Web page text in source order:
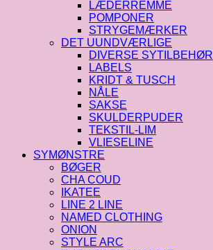
LÆDERREMME
POMPONER
STRYGEMÆRKER
DET UUNDVÆRLIGE
DIVERSE SYTILBEHØR
LABELS
KRIDT & TUSCH
NÅLE
SAKSE
SKULDERPUDER
TEKSTIL-LIM
VLIESELINE
SYMØNSTRE
BØGER
CHA COUD
IKATEE
LINE 2 LINE
NAMED CLOTHING
ONION
STYLE ARC